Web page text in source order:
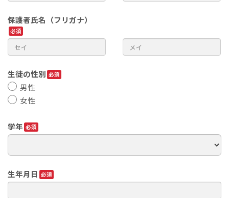
保護者氏名（フリガナ）
生徒の性別
男性
女性
学年
生年月日